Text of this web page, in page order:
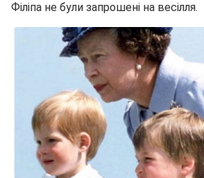
Філіпа не були запрошені на весілля.